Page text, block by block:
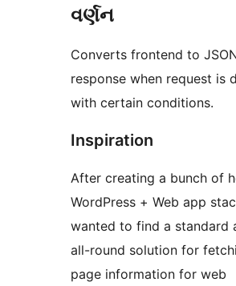
વર્ણન
Converts frontend to
response when request is
with certain conditions.
Inspiration
After creating a bunch of
WordPress + Web app
wanted to find a standard
all-round solution for
page information for web